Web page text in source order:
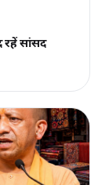
रहें सांसद